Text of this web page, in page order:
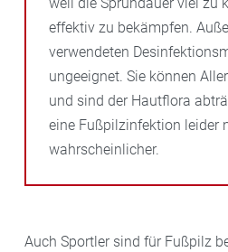
effektiv zu bekämpfen.
verwendeten
ungeeignet. Sie können
und sind der Hautflora
eine Fußpilzinfektion leider
wahrscheinlicher.
Auch Sportler sind für Fußpilz